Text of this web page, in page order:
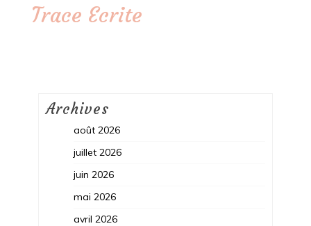
Trace Ecrite
Archives
août 2026
juillet 2026
juin 2026
mai 2026
avril 2026